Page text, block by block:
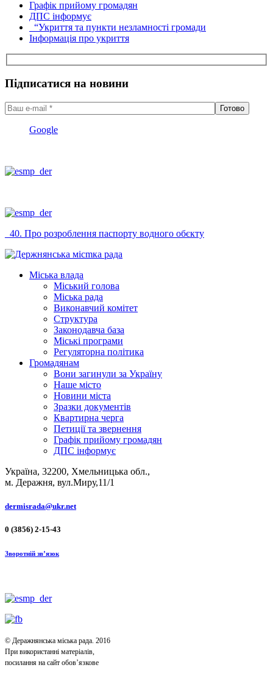
Графік прийому громадян
ДПС інформує
“Укриття та пункти незламності громади
Інформація про укриття
Підписатися на новини
Google
_40. Про розроблення паспорту водного обєкту
Міська влада
Міський голова
Міська рада
Виконавчий комітет
Структура
Законодавча база
Міські програми
Регуляторна політика
Громадянам
Вони загинули за Україну
Наше місто
Новини міста
Зразки документів
Квартирна черга
Петиції та звернення
Графік прийому громадян
ДПС інформує
Україна, 32200, Хмельницька обл.,
м. Деражня, вул.Миру,11/1
dermisrada@ukr.net
0 (3856) 2-15-43
Зворотній зв’язок
© Деражнянська міська рада. 2016
При використанні матеріалів,
посилання на сайт обов’язкове